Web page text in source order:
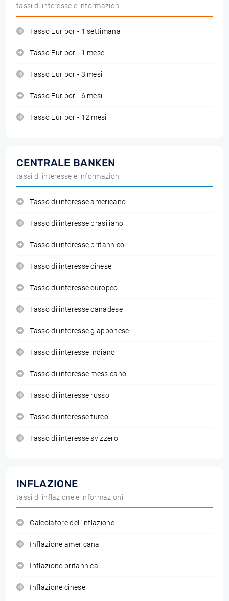
tassi di interesse e informazioni
Tasso Euribor - 1 settimana
Tasso Euribor - 1 mese
Tasso Euribor - 3 mesi
Tasso Euribor - 6 mesi
Tasso Euribor - 12 mesi
CENTRALE BANKEN
tassi di interesse e informazioni
Tasso di interesse americano
Tasso di interesse brasiliano
Tasso di interesse britannico
Tasso di interesse cinese
Tasso di interesse europeo
Tasso di interesse canadese
Tasso di interesse giapponese
Tasso di interesse indiano
Tasso di interesse messicano
Tasso di interesse russo
Tasso di interesse turco
Tasso di interesse svizzero
INFLAZIONE
tassi di inflazione e informazioni
Calcolatore dell'inflazione
Inflazione americana
Inflazione britannica
Inflazione cinese